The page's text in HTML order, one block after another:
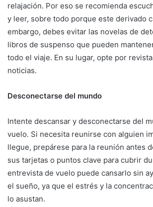
relajación. Por eso se recomienda
y leer, sobre todo porque este derivado
embargo, debes evitar las novelas de
libros de suspenso que pueden
todo el viaje. En su lugar, opte por
noticias.
Desconectarse del mundo
Intente descansar y desconectarse del
vuelo. Si necesita reunirse con alguien
llegue, prepárese para la reunión antes
sus tarjetas o puntos clave para cubrir
entrevista de vuelo puede cansarlo sin
el sueño, ya que el estrés y la
lo asustan.